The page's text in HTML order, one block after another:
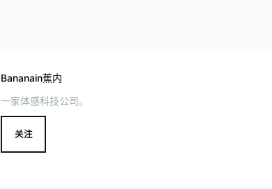
Bananain蕉内
一家体感科技公司。
关注